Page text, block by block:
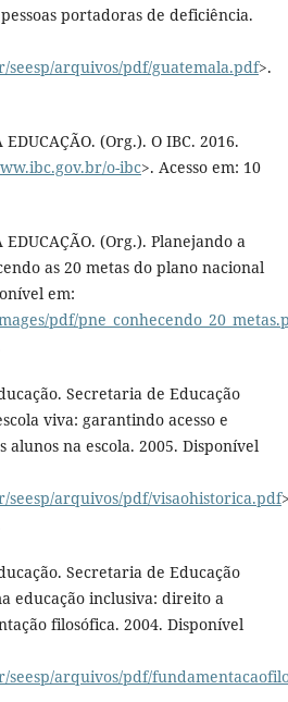
portadoras de deficiência.
arquivos/pdf/guatemala.pdf>.
(Org.). O IBC. 2016.
o-ibc>. Acesso em: 10
EDUCAÇÃO. (Org.). Planejando a
as 20 metas do plano nacional
em:
pdf/
Secretaria de Educação
viva: garantindo acesso e
alunos na escola. 2005. Disponível
arquivos/pdf/visaohistorica.pdf
Secretaria de Educação
educação inclusiva: direito a
filosófica. 2004. Disponível
arquivos/pdf/